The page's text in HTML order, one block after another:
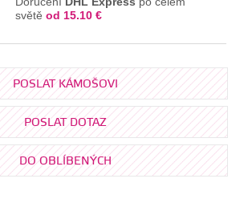
světěod 15.10 €
POSLAT KÁMOŠOVI
POSLAT DOTAZ
DO OBLÍBENÝCH